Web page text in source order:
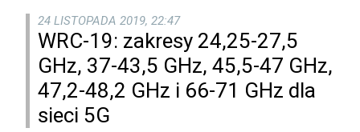
24 LISTOPADA 2019, 22:47
WRC-19: zakresy 24,25-27,5
GHz, 37-43,5 GHz, 45,5-47 GHz,
47,2-48,2 GHz i 66-71 GHz dla
sieci 5G